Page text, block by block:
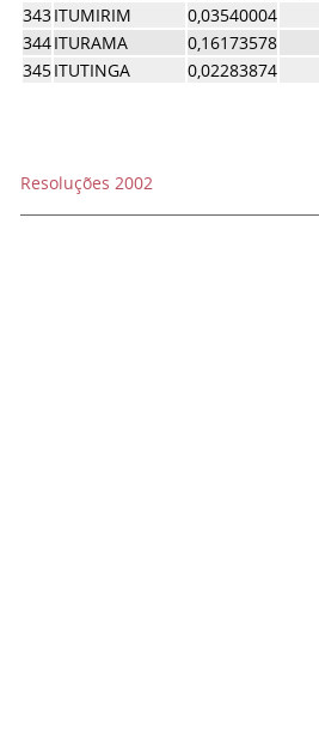
343ITUMIRIM 0,03540004
344ITURAMA 0,16173578
345ITUTINGA 0,02283874
Resoluções 2002